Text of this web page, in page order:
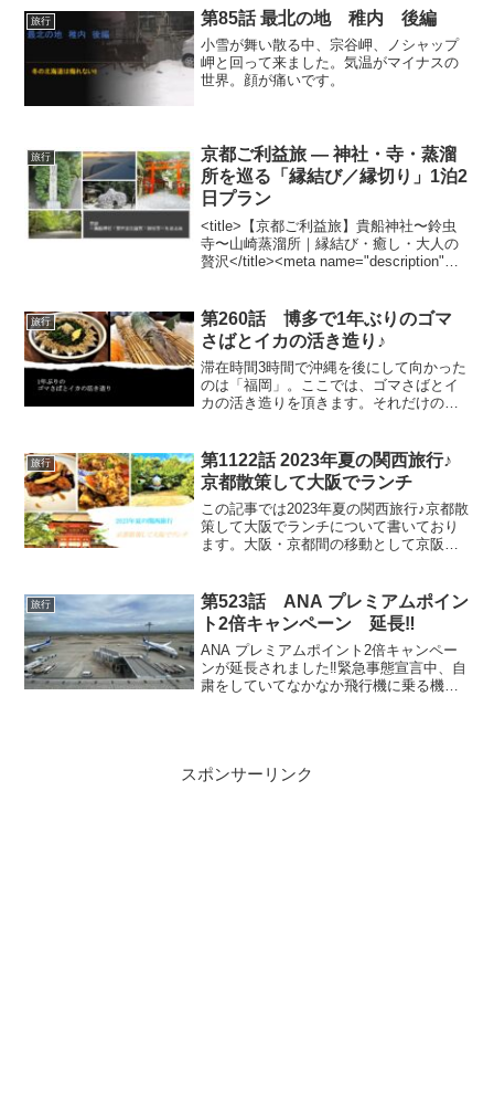
だけで空港から一度も出ることはありま
せんでした。今回は久しぶりに市内へ行
って、初めて鹿児島中央駅を利用してみ
ました
旅行 第85話 最北の地 稚内 後編
小雪が舞い散る中、宗谷岬、ノシャップ
岬と回って来ました。気温がマイナスの
世界。顔が痛いです。
旅行
京都ご利益旅 — 神社・寺・蒸溜
所を巡る「縁結び／縁切り」1泊2
日プラン
<title>【京都ご利益旅】貴船神社〜鈴虫
寺〜山崎蒸溜所｜縁結び・癒し・大人の
贅沢</title><meta name="description"
安井金比羅宮・鈴虫寺を巡り、最後は山
崎蒸溜所でウイスキー体験。徒歩＋電車
で回れるおすすめルート。">
旅行
第260話 博多で1年ぶりのゴマ
さばとイカの活き造り♪
滞在時間3時間で沖縄を後にして向かった
のは「福岡」。ここでは、ゴマさばとイ
カの活き造りを頂きます。それだけの為
旅行
第1122話 2023年夏の関西旅行♪
京都散策して大阪でランチ
この記事では2023年夏の関西旅行♪京都散
策して大阪でランチについて書いており
ます。大阪・京都間の移動として京阪電
ます。目的地に合わせて移動手段の引き
出しを持っておくのも宜しいかと
旅行
第523話 ANA プレミアムポイン
ト2倍キャンペーン 延長‼
ANA プレミアムポイント2倍キャンペー
ンが延長されました‼緊急事態宣言中、自
粛をしていてなかなか飛行機に乗る機会
スポンサーリンク